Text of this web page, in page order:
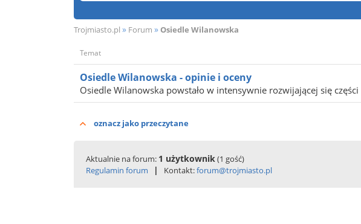
Trojmiasto.pl » Forum » Osiedle Wilanowska
Temat
Osiedle Wilanowska - opinie i oceny
Osiedle Wilanowska powstało w intensywnie rozwijającej się części
oznacz jako przeczytane
Aktualnie na forum: 1 użytkownik(1 gość)
Regulamin forum
| Kontakt:forum@trojmiasto.pl